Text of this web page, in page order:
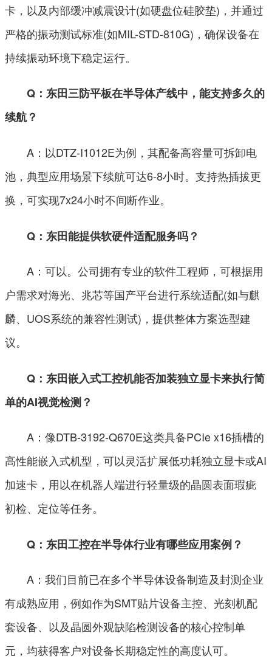
卡，以及内部缓冲减震设计(如硬盘位硅胶垫)，并通过
严格的振动测试标准(如MIL-STD-810G)，确保设备在
持续振动环境下稳定运行。
Q：东田三防平板在半导体产线中，能支持多久的
续航？
A：以DTZ-I1012E为例，其配备高容量可拆卸电
池，典型应用场景下续航可达6-8小时。支持热插拔更
换，可实现7x24小时不间断作业。
Q：东田能提供软硬件适配服务吗？
A：可以。公司拥有专业的软件工程师，可根据用
户需求对海光、兆芯等国产平台进行系统适配(如与麒
麟、UOS系统的兼容性测试)，提供整体方案选型建
议。
Q：东田嵌入式工控机能否加装独立显卡来执行简
单的AI视觉检测？
A：像DTB-3192-Q670E这类具备PCIe x16插槽的
高性能嵌入式机型，可以灵活扩展低功耗独立显卡或AI
加速卡，用以在机器人端进行轻量级的晶圆表面瑕疵
初检、定位等任务。
Q：东田工控在半导体行业有哪些应用案例？
A：我们目前已在多个半导体设备制造及封测企业
有成熟应用，例如作为SMT贴片设备主控、光刻机配
套设备、以及晶圆外观缺陷检测设备的核心控制单
元，均获得客户对设备长期稳定性的高度认可。